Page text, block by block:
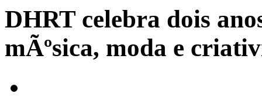
DHRT celebra dois
mÃºsica, moda e